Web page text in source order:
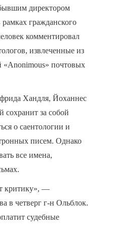
директором
гражданского
комментировал
извлеченные из
«Anonimous» почтовых
Хандля, Йоханнес
сохранит за собой
о саентологии и
писем. Однако
все имена,
критику», —
в четверг г-н Ольблок.
судебные